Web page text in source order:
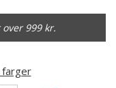
999 kr.
farger